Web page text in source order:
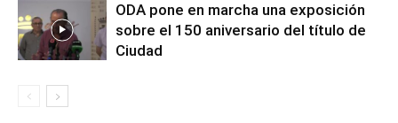
ODA pone en marcha una exposición
sobre el 150 aniversario del título de
Ciudad